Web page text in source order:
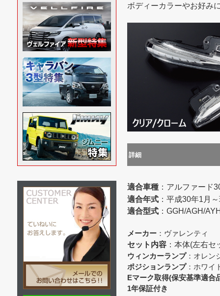
ボディーカラーやお好み
詳細
適合車種 ：アルファード
適合年式 ：平成30年1月
適合型式 ：GGH/AGH/
メーカー ：ヴァレンティ
セット内容 ：本体(左右
ウィンカーランプ：オレン
ポジションランプ：ホワイ
Eマーク取得(保安基準適合
1年保証付き